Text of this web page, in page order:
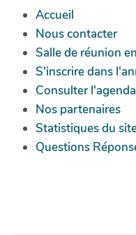
Accueil
Nous contacter
Salle de réunion
S'inscrire dans
Consulter
Nos partenaires
Statistiques du
Questions